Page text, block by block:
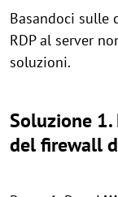
Basandoci sulle
RDP al server
soluzioni.
Soluzione
del firewall